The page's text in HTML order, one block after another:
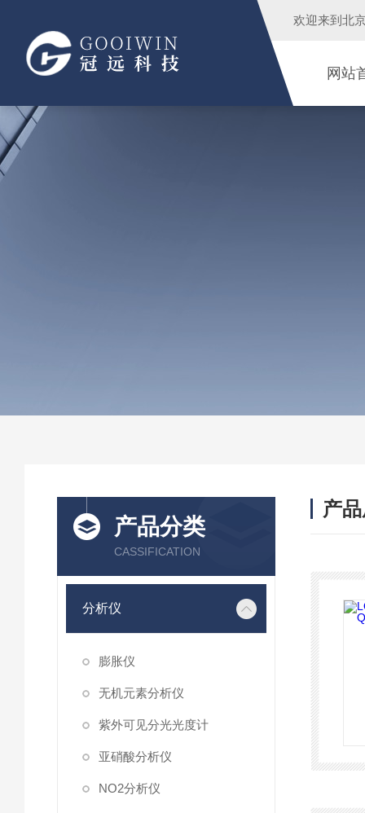
欢迎来到 北
网站
产品分类
CASSIFICATION
分析仪
膨胀仪
无机元素分析仪
紫外可见分光光度计
亚硝酸分析仪
NO2分析仪
产